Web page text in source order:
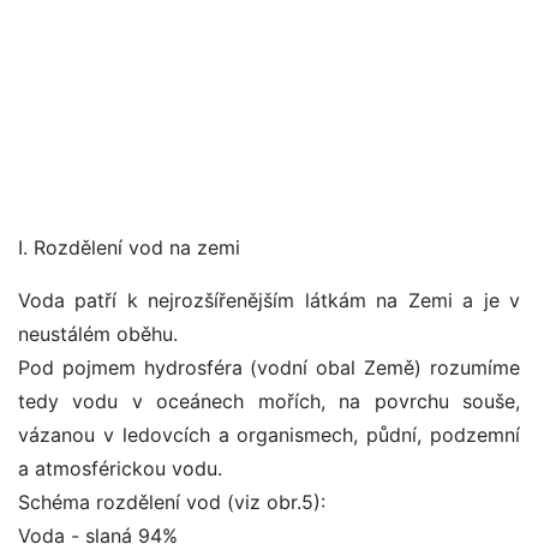
I. Rozdělení vod na zemi
Voda patří k nejrozšířenějším látkám na Zemi a je v
neustálém oběhu.
Pod pojmem hydrosféra (vodní obal Země) rozumíme
tedy vodu v oceánech mořích, na povrchu souše,
vázanou v ledovcích a organismech, půdní, podzemní
a atmosférickou vodu.
Schéma rozdělení vod (viz obr.5):
Voda - slaná 94%